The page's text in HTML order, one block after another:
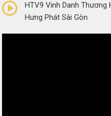
HTV9 Vinh Danh Thương
Hưng Phát Sài Gòn